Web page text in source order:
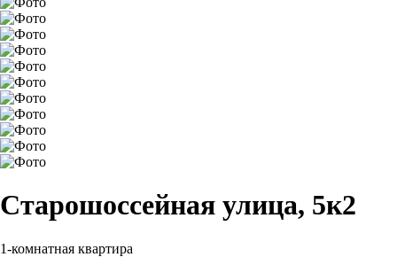
Старошоссейная улица, 5к2
1-комнатная квартира